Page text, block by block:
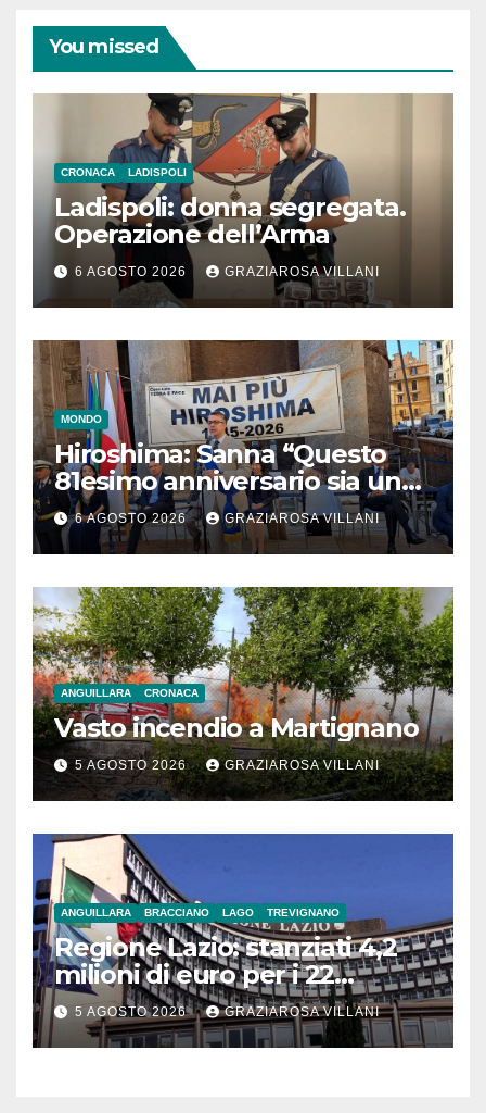
You missed
CRONACA LADISPOLI
Ladispoli: donna segregata.
Operazione dell’Arma
6 AGOSTO 2026 GRAZIAROSA VILLANI
MONDO
Hiroshima: Sanna “Questo
81esimo anniversario sia un
monito per tutti”
6 AGOSTO 2026 GRAZIAROSA VILLANI
ANGUILLARA CRONACA
Vasto incendio a Martignano
5 AGOSTO 2026 GRAZIAROSA VILLANI
ANGUILLARA BRACCIANO LAGO TREVIGNANO
Regione Lazio: stanziati 4,2
milioni di euro per i 22
Comuni dell’Etruria
Meridionale
5 AGOSTO 2026 GRAZIAROSA VILLANI